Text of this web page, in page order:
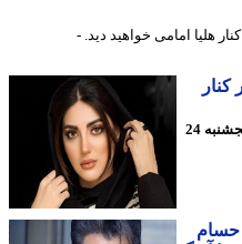
امامی خواهید دید. -
21 ماه پیش - پنجشنبه 24